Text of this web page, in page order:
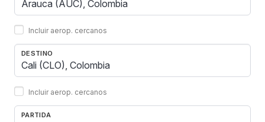
Incluir aerop. cercanos
DESTINO
Incluir aerop. cercanos
PARTIDA